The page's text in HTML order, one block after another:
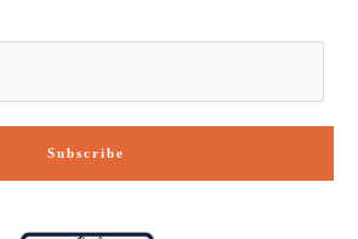
Subscribe